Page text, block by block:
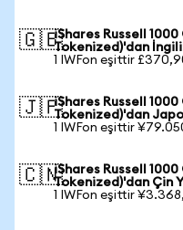
🇬🇧iShares Russell
Tokenized)'dan
1 IWFon eşittir
🇯🇵iShares Russell
Tokenized)'dan
1 IWFon eşittir
🇨🇳iShares Russell
Tokenized)'dan Çin
1 IWFon eşittir